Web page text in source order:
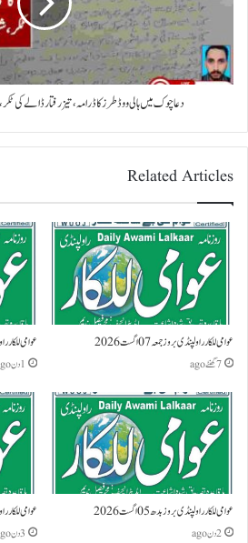
دعا چوک میں ہالی ووڈ طرز کا ڈرامہ،تیز رفتار ڈالے کی
Related Articles
عوامی للکار راولپنڈی بروز جمعہ 07 اگست 2026
7 گھنٹے ago
عوامی للکار
1 دن ago
عوامی للکار راولپنڈی بروز بدھ 05 اگست 2026
2 دن ago
عوامی للکار
3 دن ago